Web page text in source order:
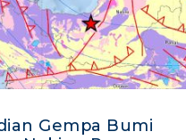
Gempa Bumi